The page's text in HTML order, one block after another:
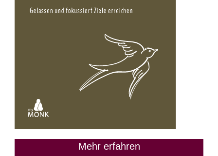
Mehr erfahren